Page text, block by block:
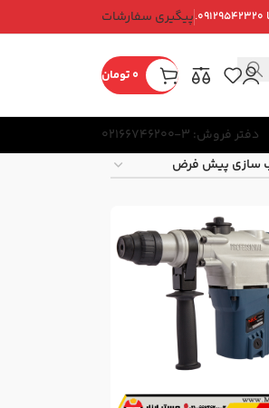
پیگیری سفارشات
0 تومان
دفتر فروش: 3-02166746200